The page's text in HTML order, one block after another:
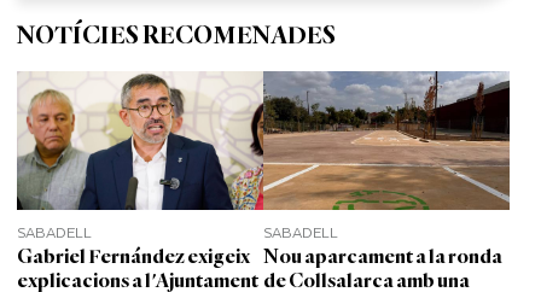
NOTÍCIES RECOMENADES
SABADELL
Gabriel Fernández exigeix
explicacions a l'Ajuntament
SABADELL
Nou aparcament a la ronda
de Collsalarca amb una